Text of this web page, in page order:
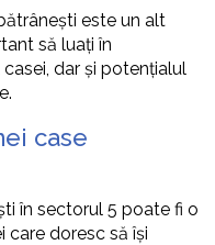
este un alt
să luați în
dar și potențialul
case
în sectorul 5 poate fi o
doresc să își